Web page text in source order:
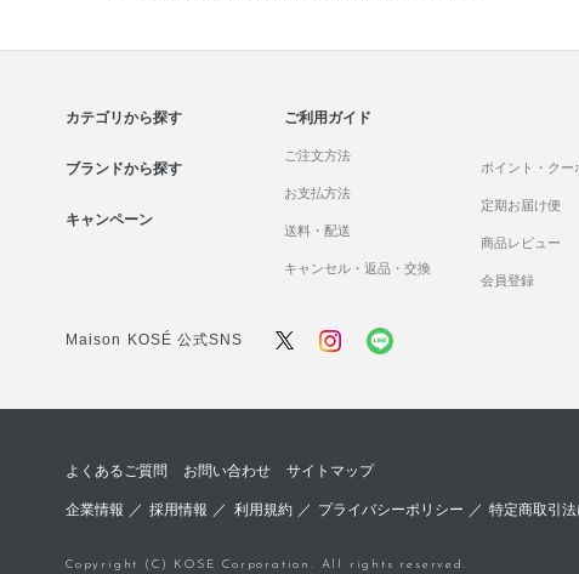
カテゴリから探す
ブランドから探す
キャンペーン
ご利用ガイド
ご注文方法
お支払方法
送料・配送
キャンセル・返品・交換
ポイント・クー
定期お届け便
商品レビュー
会員登録
Maison KOSÉ 公式SNS
よくあるご質問 お問い合わせ サイトマップ
企業情報 ／採用情報 ／ 利用規約／ プライバシーポリシー ／ 特定商取引
Copyright (C) KOSE Corporation. All rights reserved.